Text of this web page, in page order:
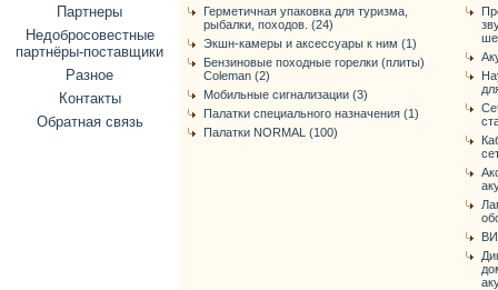
Партнеры
Недобросовестные
партнёры-поставщики
Разное
Контакты
Обратная связь
Герметичная упаковка для туризма,
рыбалки, походов. (24)
Экшн-камеры и аксессуары к ним (1)
Бензиновые походные горелки (плиты)
Coleman (2)
Мобильные сигнализации (3)
Палатки специального назначения (1)
Палатки NORMAL (100)